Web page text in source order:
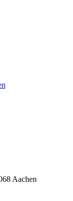
Aachen